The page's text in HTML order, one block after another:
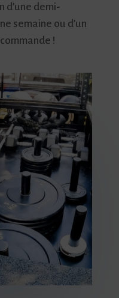
d’une demi-
semaine ou d’un
!